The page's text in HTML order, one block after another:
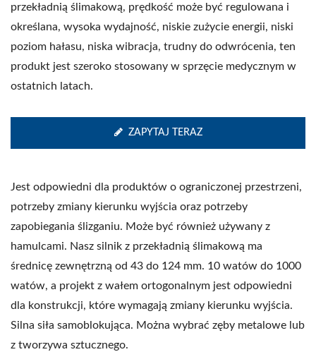
przekładnią ślimakową, prędkość może być regulowana i
określana, wysoka wydajność, niskie zużycie energii, niski
poziom hałasu, niska wibracja, trudny do odwrócenia, ten
produkt jest szeroko stosowany w sprzęcie medycznym w
ostatnich latach.
ZAPYTAJ TERAZ
Jest odpowiedni dla produktów o ograniczonej przestrzeni,
potrzeby zmiany kierunku wyjścia oraz potrzeby
zapobiegania ślizganiu. Może być również używany z
hamulcami. Nasz silnik z przekładnią ślimakową ma
średnicę zewnętrzną od 43 do 124 mm. 10 watów do 1000
watów, a projekt z wałem ortogonalnym jest odpowiedni
dla konstrukcji, które wymagają zmiany kierunku wyjścia.
Silna siła samoblokująca. Można wybrać zęby metalowe lub
z tworzywa sztucznego.